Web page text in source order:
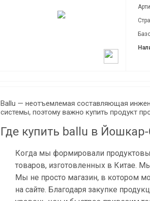
Ballu — неотъемлемая составляющая
системы, поэтому важно купить продукт
Где купить ballu в
Когда мы формировали
товаров, изготовленных в Китае.
Мы не просто магазин, в котором
на сайте. Благодаря закупке